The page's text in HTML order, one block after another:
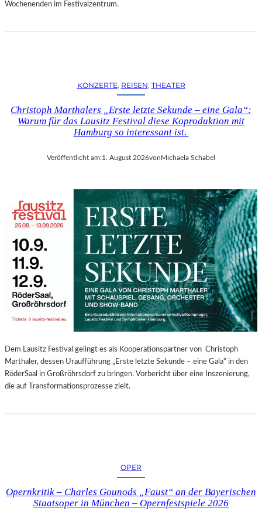
W
S
C
H
N
N
S
T
Ü
H
L
E
N
“
–
A
U
S
S
T
R
I
Wochenenden im Festivalzentrum.
KONZERTE, REISEN THEATER
Christoph Marthalers „Erste letzte Sekunde – eine Gala“:
Warum für das Lausitz Festival diese Koproduktion mit
Hamburg so interessant ist.
Veröffentlicht am:1. August 2026vonMichaela Schabel
Dem Lausitz Festival gelingt es als Kooperationspartner von Christoph
Marthaler, dessen Uraufführung „Erste letzte Sekunde – eine Gala“ in den
RöderSaal in Großröhrsdorf zu bringen. Vorbericht über eine Inszenierung,
die auf Transformationsprozesse zielt.
OPER
Opernkritik – Charles Gounods „Faust“ an der Bayerischen
Staatsoper in München – Opernfestspiele 2026